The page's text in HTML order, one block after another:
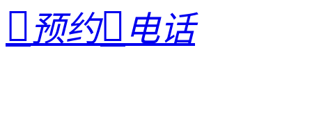
 预约 电话